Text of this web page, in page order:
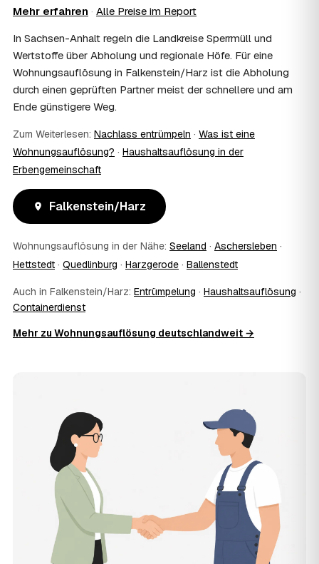
wenn Sie weiter entfernt wohnen. Sie können aber
persönliche Unterlagen vorab zu sichern.
10 Bekomme ich einen Entsorgungsnachweis?
Ja. Auf Wunsch erhalten Sie einen Entsorgungsnachweis
über die fachgerechte Verwertung — wichtig als Beleg
gegenüber Vermieter, Behörden oder für die
11
Was passiert mit dem Abfall?
Fachgerechte Entsorgung über zugelassene Höfe —
Wertstoffe werden recycelt oder gespendet, mit
12
Was kostet die Anfrage?
Die Anfrage ist kostenlos und unverbindlich. Sie
Falkenstein/Harz und entscheiden in Ruhe — bezahlt wird
nur die Leistung, die Sie tatsächlich beauftragen.
Wohnung in Falkenstein/Harz?
Für eine durchschnittliche Wohnung mit rund 65 m² liegen
die Kosten in Falkenstein/Harz bei etwa 1.820 €, das
entspricht rund 29,8 € je Quadratmeter. Möblierungsgrad,
Werden Wohnungsauflösungen in
Falkenstein/Harz teurer?
Seit 2020 verlief die Preisentwicklung in
Falkenstein/Harz steigend (+12 %), mit dem bisherigen
Höchststand im Jahr 2024. Eine Prognose lässt sich
daraus nicht ableiten, aber wer frühzeitig anfragt, sichert
sich das aktuelle Preisniveau als Festpreis — unabhängig
von der weiteren Marktentwicklung.
Warum liegt die Preisspanne zwischen 750 und
2.450 € in Falkenstein/Harz?
Mehr erfahren · Alle Preise im Report
In Sachsen-Anhalt regeln die Landkreise Sperrmüll und
Wertstoffe über Abholung und regionale Höfe. Für eine
Wohnungsauflösung in Falkenstein/Harz ist die Abholung
durch einen geprüften Partner meist der schnellere und am
Ende günstigere Weg.
Zum Weiterlesen: Nachlass entrümpeln · Was ist eine
Wohnungsauflösung? · Haushaltsauflösung in der
Erbengemeinschaft
Falkenstein/Harz
Wohnungsauflösung in der Nähe: Seeland · Aschersleben ·
Hettstedt · Quedlinburg · Harzgerode · Ballenstedt
Auch in Falkenstein/Harz: Entrümpelung · Haushaltsauflösung ·
Containerdienst
Mehr zu Wohnungsauflösung deutschlandweit →